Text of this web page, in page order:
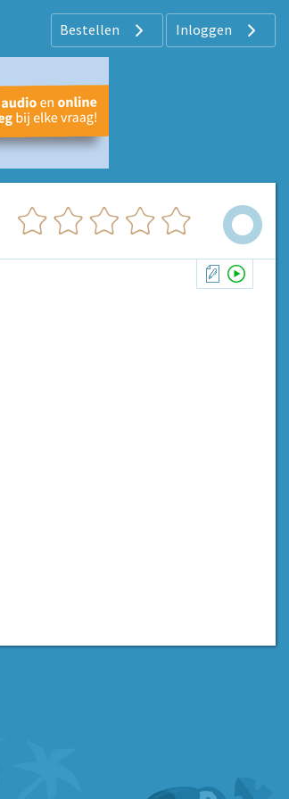
Bestellen Inloggen